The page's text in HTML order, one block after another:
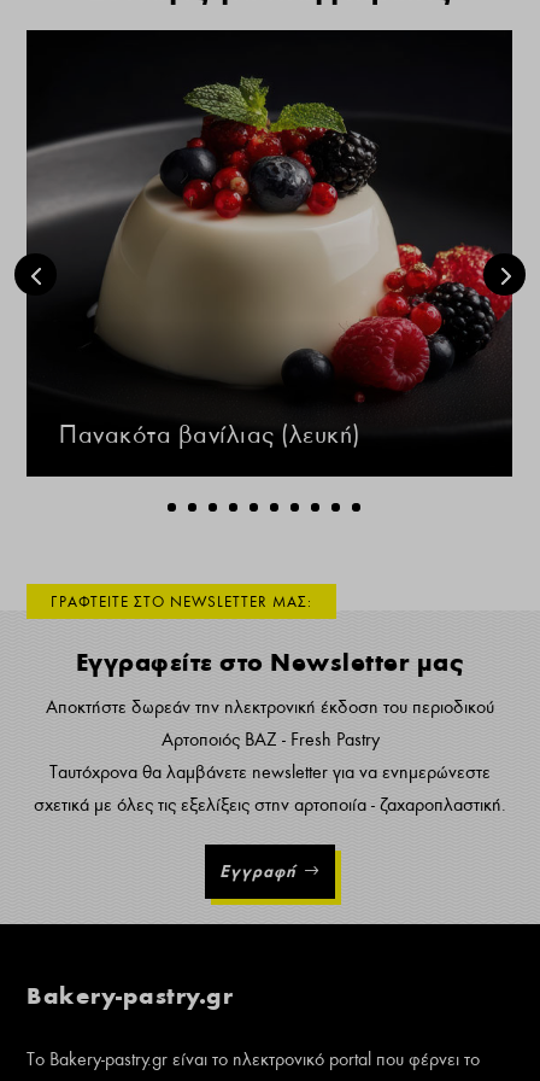
Πανακότα βανίλιας (λευκή)
ΓΡΑΦΤΕΙΤΕ ΣΤΟ NEWSLETTER ΜΑΣ:
Εγγραφείτε στο Newsletter μας
Αποκτήστε δωρεάν την ηλεκτρονική έκδοση του περιοδικού
Αρτοποιός ΒΑΖ - Fresh Pastry
Ταυτόχρονα θα λαμβάνετε newsletter για να ενημερώνεστε
σχετικά με όλες τις εξελίξεις στην αρτοποιία - ζαχαροπλαστική.
Εγγραφή
Bakery-pastry.gr
Το Bakery-pastry.gr είναι το ηλεκτρονικό portal που φέρνει το